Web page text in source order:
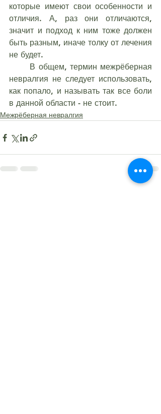
которые имеют свои особенности и
отличия. А, раз они отличаются,
значит и подход к ним тоже должен
быть разным, иначе толку от лечения
не будет.
невралгия не следует использовать,
как попало, и называть так все боли
в данной области - не стоит.
Межрёберная невралгия